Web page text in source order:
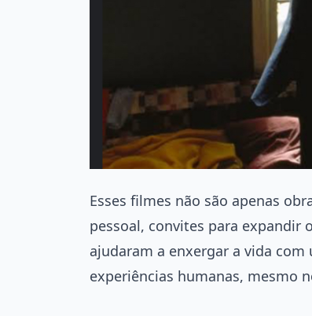
Esses filmes não são apenas
pessoal, convites para expandir
ajudaram a enxergar a vida com
experiências humanas, mesmo